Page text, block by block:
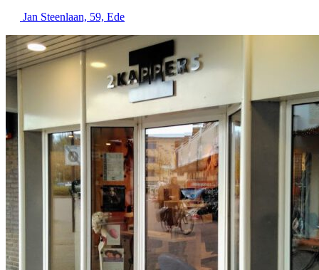
Jan Steenlaan, 59, Ede